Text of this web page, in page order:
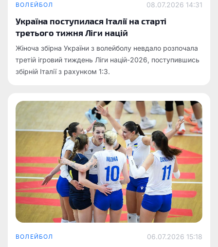
ВОЛЕЙБОЛ 08.07.2026 14:31
Україна поступилася Італії на старті
третього тижня Ліги націй
Жіноча збірна України з волейболу невдало розпочала
третій ігровий тиждень Ліги націй-2026, поступившись
збірній Італії з рахунком 1:3.
ВОЛЕЙБОЛ 06.07.2026 15:18